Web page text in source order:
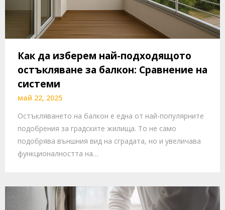
Как да изберем най-подходящото
остъкляване за балкон: Сравнение на
системи
май 22, 2025
Остъкляването на балкон е една от най-популярните
подобрения за градските жилища. То не само
подобрява външния вид на сградата, но и увеличава
функционалността на…